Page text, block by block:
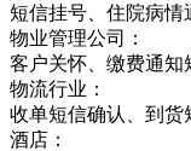
短信挂号、住院病情
物业管理公司：
客户关怀、缴费通知
物流行业：
收单短信确认、到货
酒店：